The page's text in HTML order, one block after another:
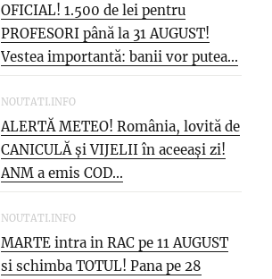
OFICIAL! 1.500 de lei pentru
PROFESORI până la 31 AUGUST!
Vestea importantă: banii vor putea...
NOUTATI.INFO
ALERTĂ METEO! România, lovită de
CANICULĂ și VIJELII în aceeași zi!
ANM a emis COD...
NOUTATI.INFO
MARTE intra in RAC pe 11 AUGUST
si schimba TOTUL! Pana pe 28